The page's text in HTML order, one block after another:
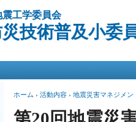
ン
移
震工学委員会
技術普及小委
現在地
ホーム › 活動内容 › 地震災害マネジメン